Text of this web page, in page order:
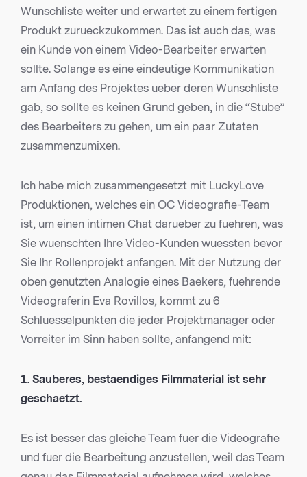
Wunschliste weiter und erwartet zu einem fertigen
Produkt zurueckzukommen. Das ist auch das, was
ein Kunde von einem Video-Bearbeiter erwarten
sollte. Solange es eine eindeutige Kommunikation
am Anfang des Projektes ueber deren Wunschliste
gab, so sollte es keinen Grund geben, in die “Stube”
des Bearbeiters zu gehen, um ein paar Zutaten
zusammenzumixen.
Ich habe mich zusammengesetzt mit LuckyLove
Produktionen, welches ein OC Videografie-Team
ist, um einen intimen Chat darueber zu fuehren, was
Sie wuenschten Ihre Video-Kunden wuessten bevor
Sie Ihr Rollenprojekt anfangen. Mit der Nutzung der
oben genutzten Analogie eines Baekers, fuehrende
Videograferin Eva Rovillos, kommt zu 6
Schluesselpunkten die jeder Projektmanager oder
Vorreiter im Sinn haben sollte, anfangend mit:
1. Sauberes, bestaendiges Filmmaterial ist sehr
geschaetzt.
Es ist besser das gleiche Team fuer die Videografie
und fuer die Bearbeitung anzustellen, weil das Team